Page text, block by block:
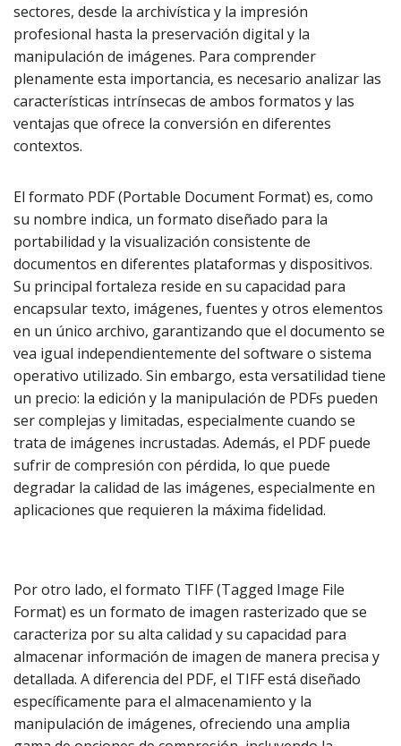
sectores, desde la archivística y la impresión
profesional hasta la preservación digital y la
manipulación de imágenes. Para comprender
plenamente esta importancia, es necesario analizar las
características intrínsecas de ambos formatos y las
ventajas que ofrece la conversión en diferentes
contextos.
El formato PDF (Portable Document Format) es, como
su nombre indica, un formato diseñado para la
portabilidad y la visualización consistente de
documentos en diferentes plataformas y dispositivos.
Su principal fortaleza reside en su capacidad para
encapsular texto, imágenes, fuentes y otros elementos
en un único archivo, garantizando que el documento se
vea igual independientemente del software o sistema
operativo utilizado. Sin embargo, esta versatilidad tiene
un precio: la edición y la manipulación de PDFs pueden
ser complejas y limitadas, especialmente cuando se
trata de imágenes incrustadas. Además, el PDF puede
sufrir de compresión con pérdida, lo que puede
degradar la calidad de las imágenes, especialmente en
aplicaciones que requieren la máxima fidelidad.
Por otro lado, el formato TIFF (Tagged Image File
Format) es un formato de imagen rasterizado que se
caracteriza por su alta calidad y su capacidad para
almacenar información de imagen de manera precisa y
detallada. A diferencia del PDF, el TIFF está diseñado
específicamente para el almacenamiento y la
manipulación de imágenes, ofreciendo una amplia